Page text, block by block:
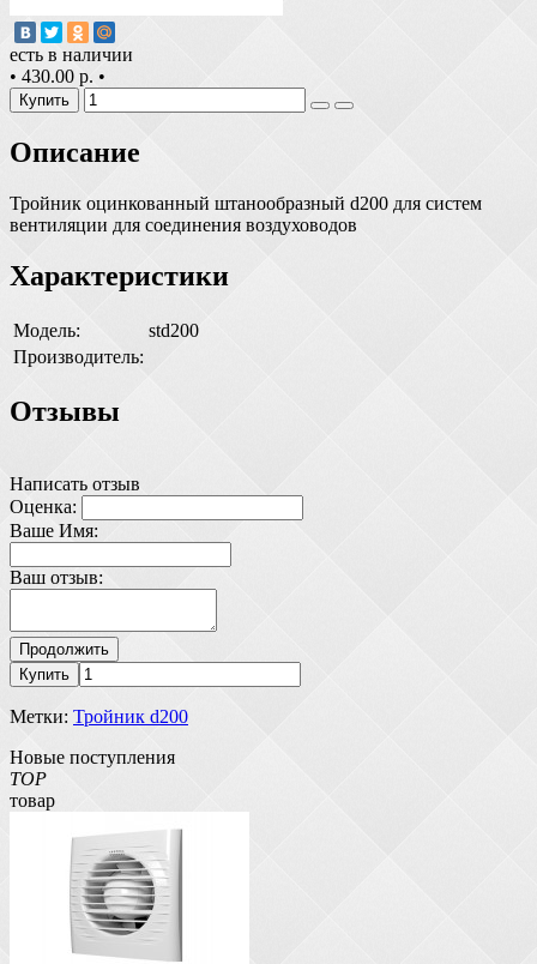
есть в наличии
• 430.00 р. •
Купить
Описание
Тройник оцинкованный штанообразный d200 для систем
вентиляции для соединения воздуховодов
Характеристики
Модель:
std200
Производитель:
Отзывы
Написать отзыв
Оценка:
Ваше Имя:
Ваш отзыв:
Продолжить
Купить
Метки: Тройник d200
Новые поступления
TOP
товар